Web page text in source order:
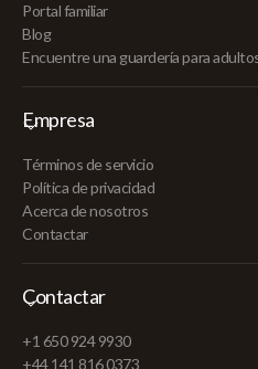
Portal familiar
Blog
Encuentre una guardería para
Empresa
Términos de servicio
Política de privacidad
Acerca de nosotros
Contactar
Contactar
+1 650 924 9930
+44 141 816 0373